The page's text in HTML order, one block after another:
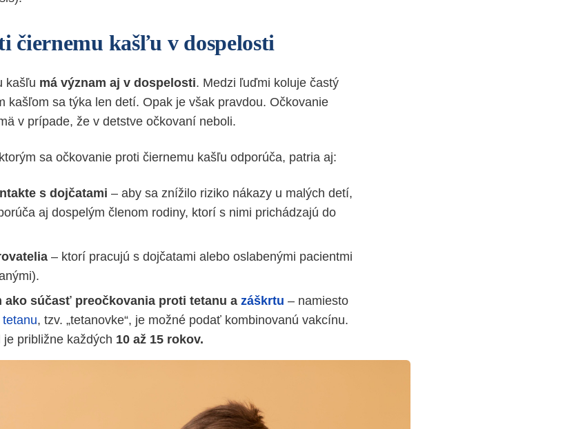
čiernemu kašľu v dospelosti
kašľu má význam aj v dospelosti. Medzi ľuďmi koluje častý
kašľom sa týka len detí. Opak je však pravdou. Očkovanie
v prípade, že v detstve očkovaní neboli.
sa očkovanie proti čiernemu kašľu odporúča, patria aj:
s dojčatami – aby sa znížilo riziko nákazy u malých detí,
aj dospelým členom rodiny, ktorí s nimi prichádzajú do
– ktorí pracujú s dojčatami alebo oslabenými pacientmi
ako súčasť preočkovania proti tetanu a záškrtu – namiesto
, tzv. „tetanovke“, je možné podať kombinovanú vakcínu.
približne každých 10 až 15 rokov.